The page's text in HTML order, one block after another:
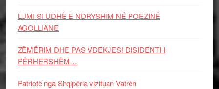
LUMI SI UDHË E NDRYSHIM NË POEZINË
AGOLLIANE
ZËMËRIM DHE PAS VDEKJES! DISIDENTI I
PËRHERSHËM…
Patriotë nga Shqipëria vizituan Vatrën